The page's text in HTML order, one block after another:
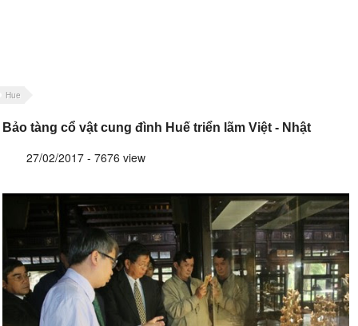
Hue
Bảo tàng cổ vật cung đình Huế triển lãm Việt - Nhật
27/02/2017 - 7676 view